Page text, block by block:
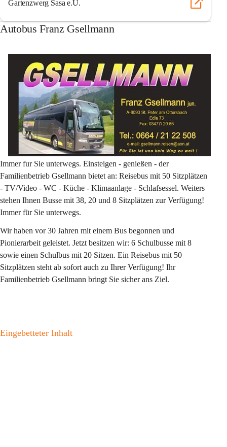
Gartenzwerg Sasa e.U.
Autobus Franz Gsellmann
Immer fur Sie unterwegs. Einsteigen - genießen - der
Familienbetrieb Gsellmann bietet an: Reisebus mit 50 Sitzplätzen
- TV/Video - WC - Küche - Klimaanlage - Schlafsessel. Weiters
stehen Ihnen Busse mit 38, 20 und 8 Sitzplätzen zur Verfügung!
Immer für Sie unterwegs.
Wir haben vor 30 Jahren mit einem Bus begonnen und
Pionierarbeit geleistet. Jetzt besitzen wir: 6 Schulbusse mit 8
sowie einen Schulbus mit 20 Sitzen. Ein Reisebus mit 50
Sitzplätzen steht ab sofort auch zu Ihrer Verfügung! Ihr
Familienbetrieb Gsellmann bringt Sie sicher ans Ziel.
Eingebetteter Inhalt